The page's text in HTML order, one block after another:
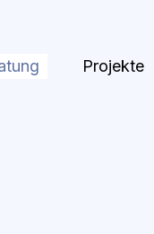
Projekte